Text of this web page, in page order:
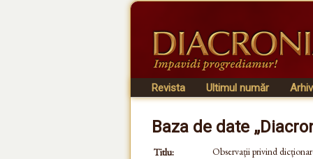
Revista Ultimul număr
Baza de date
Titlu:
Observații privind